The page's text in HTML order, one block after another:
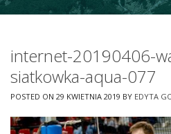
internet-20190406-
siatkowka-aqua-077
POSTED ON 29 KWIETNIA 2019 BY EDYTA